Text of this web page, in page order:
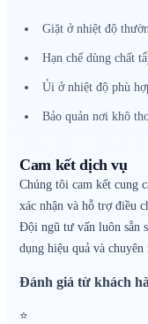
Giặt ở nhiệt độ
Hạn chế dùng chất
Ủi ở nhiệt độ phù
Bảo quản nơi khô
Cam kết dịch vụ
Chúng tôi cam kết cung
xác nhận và hỗ trợ điều
Đội ngũ tư vấn luôn sẵn
dụng hiệu quả và chuyên
Đánh giá từ khách
⭐